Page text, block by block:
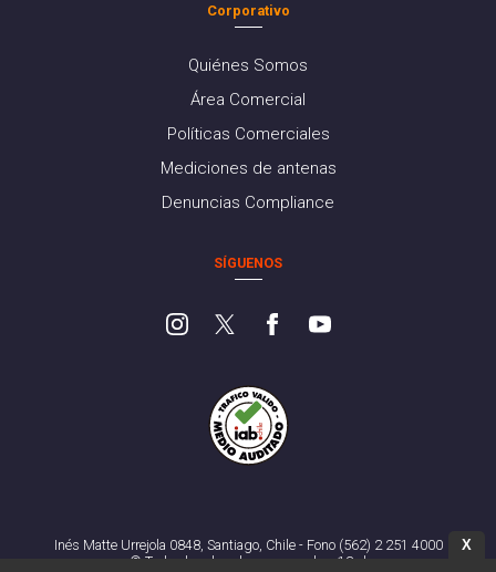
Corporativo
Quiénes Somos
Área Comercial
Políticas Comerciales
Mediciones de antenas
Denuncias Compliance
SÍGUENOS
Inés Matte Urrejola 0848, Santiago, Chile - Fono (562) 2 251 4000
© Todos los derechos reservados. 13.cl
X